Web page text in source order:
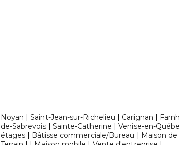
Noyan Saint-Jean-sur-Richelieu Carignan
de-Sabrevois
Sainte-Catherine Venise-en-
étages
Bâtisse commerciale/Bureau Maison